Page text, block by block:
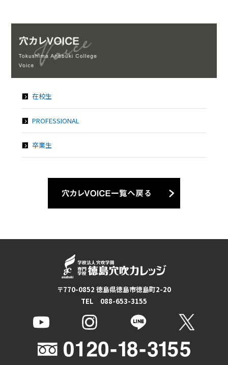
在校生
PROFESSIONAL
卒業生
〒770-0852 徳島県徳島市徳島町2-20
TEL 088-653-3155